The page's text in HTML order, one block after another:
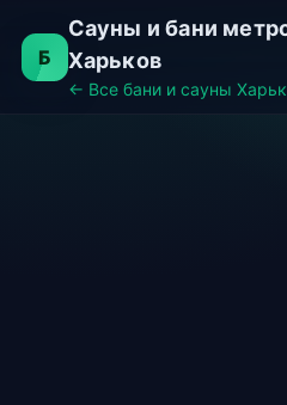
Б
Сауны и бани
Харьков
← Все бани и сауны